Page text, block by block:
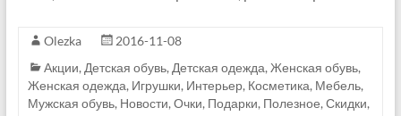
o
—
Olezka
2016-11-08
Акции, Детская обувь, Детская одежда, Женская обувь,
Женская одежда, Игрушки, Интерьер, Косметика, Мебель,
Мужская обувь, Новости, Очки, Подарки, Полезное, Скидки,